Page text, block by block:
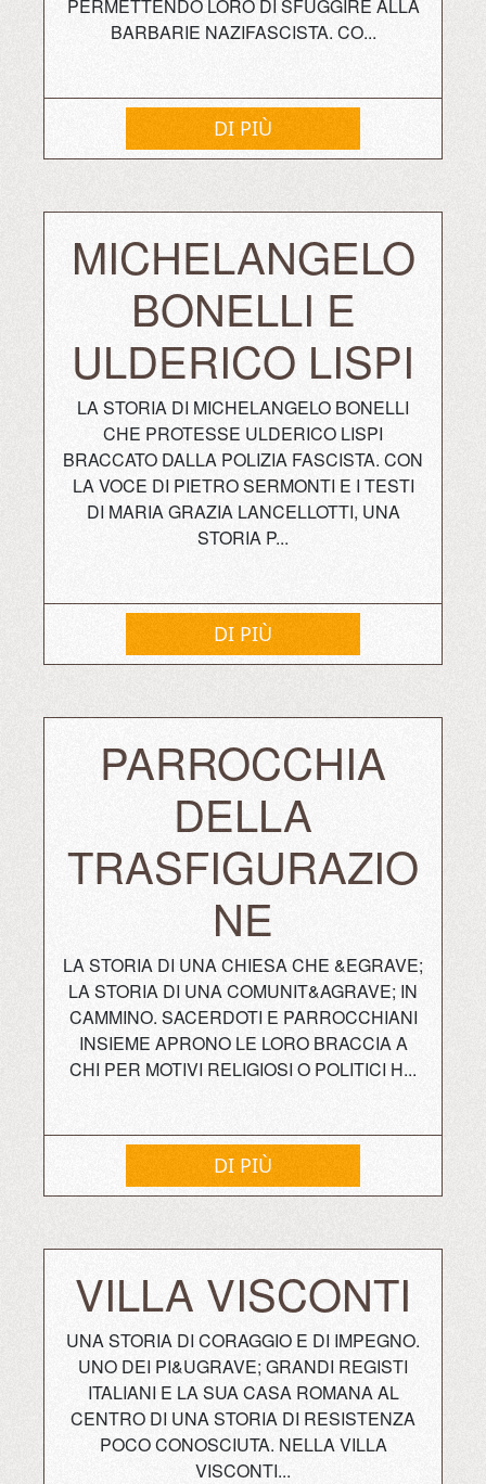
PERMETTENDO LORO DI SFUGGIRE ALLA
BARBARIE NAZIFASCISTA. CO...
DI PIÙ
MICHELANGELO
BONELLI E
ULDERICO LISPI
LA STORIA DI MICHELANGELO BONELLI
CHE PROTESSE ULDERICO LISPI
BRACCATO DALLA POLIZIA FASCISTA. CON
LA VOCE DI PIETRO SERMONTI E I TESTI
DI MARIA GRAZIA LANCELLOTTI, UNA
STORIA P...
DI PIÙ
PARROCCHIA
DELLA
TRASFIGURAZIO
NE
LA STORIA DI UNA CHIESA CHE &EGRAVE;
LA STORIA DI UNA COMUNIT&AGRAVE; IN
CAMMINO. SACERDOTI E PARROCCHIANI
INSIEME APRONO LE LORO BRACCIA A
CHI PER MOTIVI RELIGIOSI O POLITICI H...
DI PIÙ
VILLA VISCONTI
UNA STORIA DI CORAGGIO E DI IMPEGNO.
UNO DEI PI&UGRAVE; GRANDI REGISTI
ITALIANI E LA SUA CASA ROMANA AL
CENTRO DI UNA STORIA DI RESISTENZA
POCO CONOSCIUTA. NELLA VILLA
VISCONTI...